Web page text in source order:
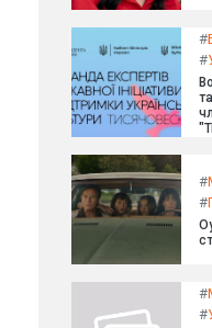
#
#
#
#
#
#